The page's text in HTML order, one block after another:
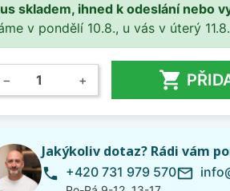
skladem, ihned k odeslání nebo
v pondělí 10.8., u vás v úterý
− + 
Jakýkoliv dotaz? Rádi vám
phone +420 731 979 570mail_outline